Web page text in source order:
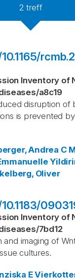
2 treff
Inventory of
/a8c19
disruption of
is prevented
Andrea C
Oliver
Inventory of
/7bd12
and imaging of
cultures.
E